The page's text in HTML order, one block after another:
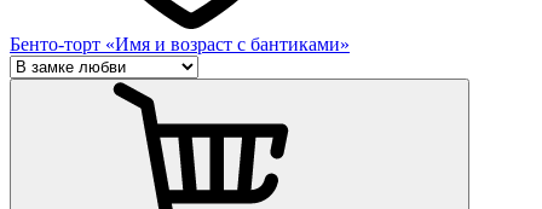
Бенто-торт «Имя и возраст с бантиками»